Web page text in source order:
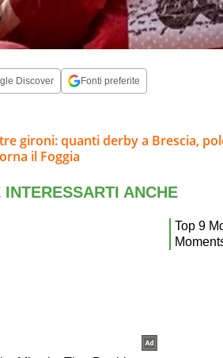
Discover Fonti preferite
tre gironi: quanti derby a Brescia,
il Foggia